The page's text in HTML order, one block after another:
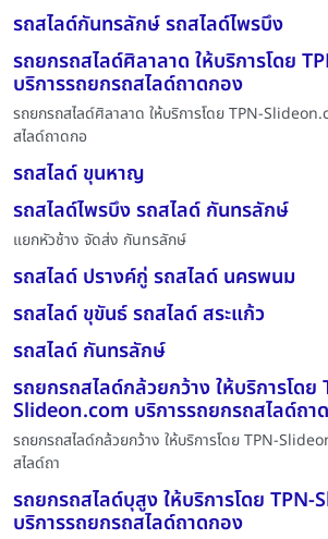
รถสไลด์กันทรลักษ์ รถสไลด์ไพรบึง
รถยกรถสไลด์ศิลาลาด ให้บริการโดย
บริการรถยกรถสไลด์ถาดกอง
รถยกรถสไลด์ศิลาลาด ให้บริการโดย TPN-
สไลด์ถาดกอ
รถสไลด์ ขุนหาญ
รถสไลด์ไพรบึง รถสไลด์ กันทรลักษ์
แยกหัวช้าง จัดส่ง กันทรลักษ์
รถสไลด์ ปรางค์กู่ รถสไลด์ นครพนม
รถสไลด์ ขุขันธ์ รถสไลด์ สระแก้ว
รถสไลด์ กันทรลักษ์
รถยกรถสไลด์กล้วยกว้าง ให้บริการโดย
Slideon.com บริการรถยกรถสไลด์ถา
รถยกรถสไลด์กล้วยกว้าง ให้บริการโดย TPN-
สไลด์ถา
รถยกรถสไลด์บุสูง ให้บริการโดย
บริการรถยกรถสไลด์ถาดกอง